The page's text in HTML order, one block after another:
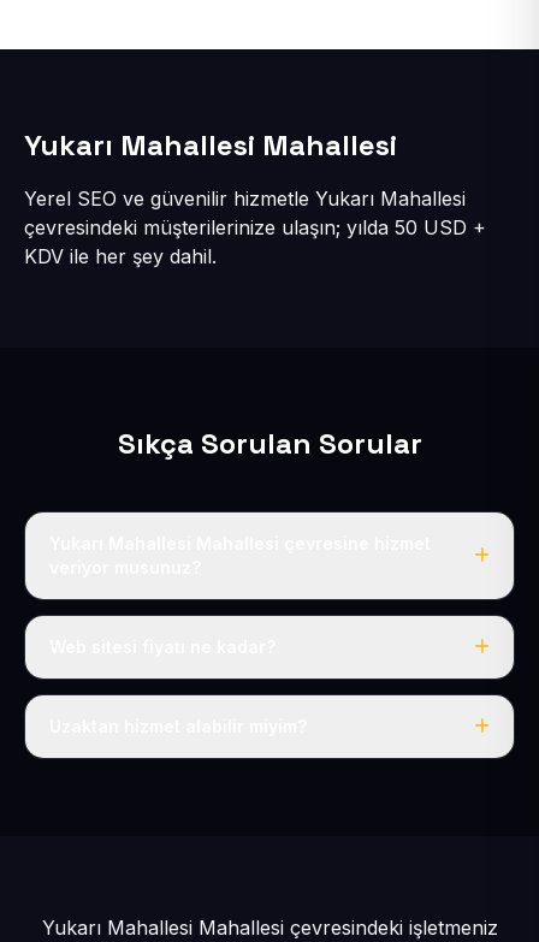
Yukarı Mahallesi Mahallesi
Yerel SEO ve güvenilir hizmetle Yukarı Mahallesi
çevresindeki müşterilerinize ulaşın; yılda 50 USD +
KDV ile her şey dahil.
Sıkça Sorulan Sorular
Evet, Yukarı Mahallesi dahil tüm Talas ve Talas
Tek fiyat: yılda 50 USD + KDV, her şey dahil.
Yukarı Mahallesi Mahallesi çevresindeki işletmeniz